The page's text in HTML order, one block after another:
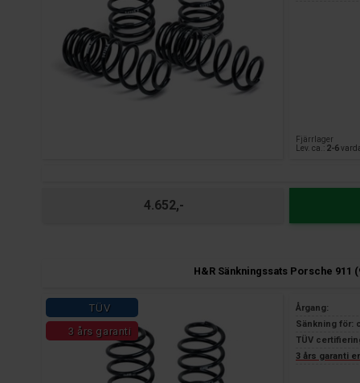
Fjärrlager
Lev. ca.: 2-6
4.652,-
H&R Sänkningssats Porsche 911
TÜV
3 års garanti
Årgang:
Sänkning för:
TÜV
3 års garanti